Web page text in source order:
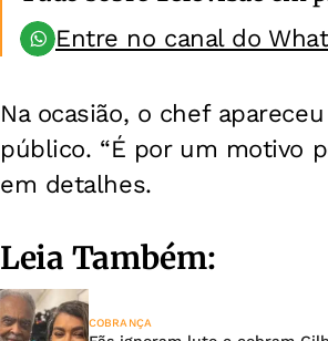
Entre no canal do
Na ocasião, o chef
público. “É por um motivo
em detalhes.
Leia Também:
COBRANÇA